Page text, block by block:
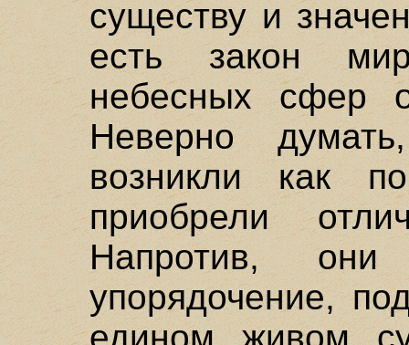
существу и
есть закон
небесных сфер
Неверно
возникли как
приобрели
Напротив,
упорядочение,